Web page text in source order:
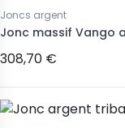
Joncs argent
Jonc massif Vango
308,70 €